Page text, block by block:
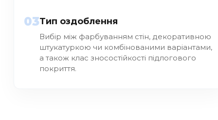
03Тип оздоблення
Вибір між фарбуванням стін, декоративною
штукатуркою чи комбінованими варіантами,
а також клас зносостійкості підлогового
покриття.